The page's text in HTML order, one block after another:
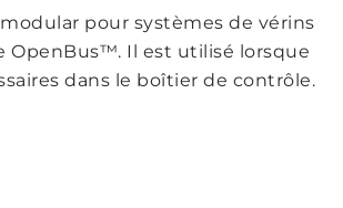
pour systèmes de vérins
OpenBus™. Il est utilisé lorsque
dans le boîtier de contrôle.